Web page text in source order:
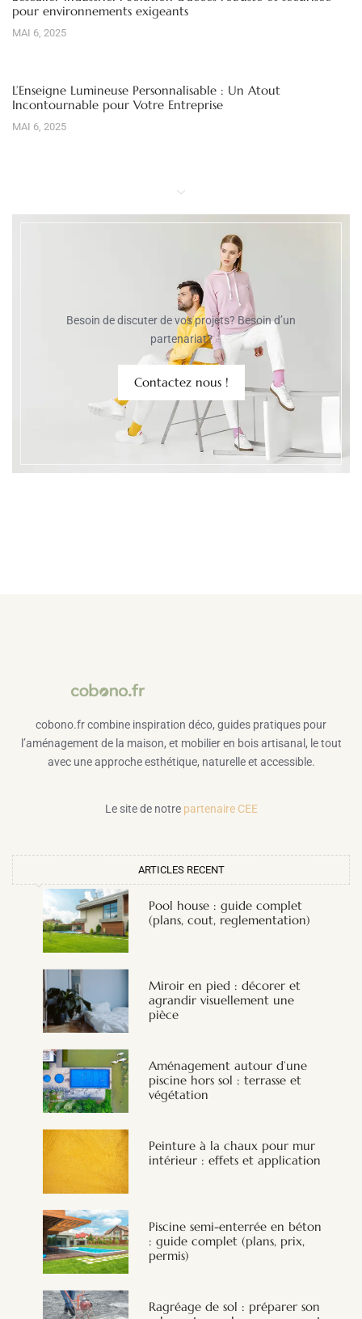
pour environnements exigeants
MAI 6, 2025
L’Enseigne Lumineuse Personnalisable : Un Atout
Incontournable pour Votre Entreprise
MAI 6, 2025
Besoin de discuter de vos projets? Besoin d’un
partenariat?
Contactez nous !
cobono.fr combine inspiration déco, guides pratiques pour
l’aménagement de la maison, et mobilier en bois artisanal, le tout
avec une approche esthétique, naturelle et accessible.
Le site de notre partenaire CEE
ARTICLES RECENT
Pool house : guide complet
(plans, cout, reglementation)
Miroir en pied : décorer et
agrandir visuellement une
pièce
Aménagement autour d’une
piscine hors sol : terrasse et
végétation
Peinture à la chaux pour mur
intérieur : effets et application
Piscine semi-enterrée en béton
: guide complet (plans, prix,
permis)
Ragréage de sol : préparer son